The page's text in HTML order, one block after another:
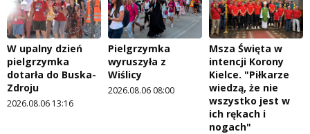
W upalny dzień
pielgrzymka
dotarła do Buska-
Zdroju
2026.08.06 13:16
Pielgrzymka
wyruszyła z
Wiślicy
2026.08.06 08:00
Msza Święta w
intencji Korony
Kielce. "Piłkarze
wiedzą, że nie
wszystko jest w
ich rękach i
nogach"